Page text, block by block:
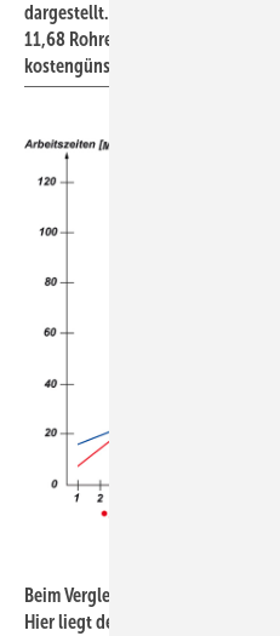
dargestellt. Die ­beiden Geraden
11,68 Rohren, ab 12 Rohren ist die
kostengünstiger.
Beim Vergleich der Arbeitszeit
Hier liegt der Schnittpunkt bei